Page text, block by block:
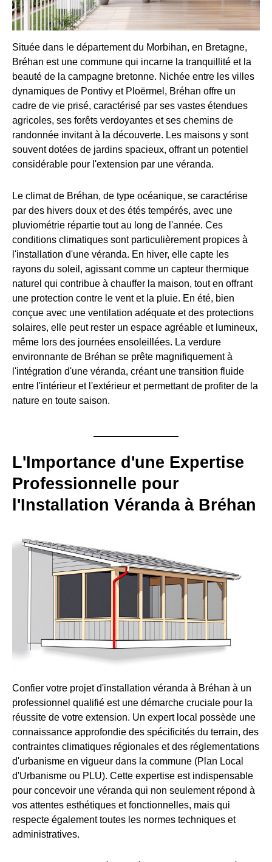
Située dans le département du Morbihan, en Bretagne,
Bréhan est une commune qui incarne la tranquillité et la
beauté de la campagne bretonne. Nichée entre les villes
dynamiques de Pontivy et Ploërmel, Bréhan offre un
cadre de vie prisé, caractérisé par ses vastes étendues
agricoles, ses forêts verdoyantes et ses chemins de
randonnée invitant à la découverte. Les maisons y sont
souvent dotées de jardins spacieux, offrant un potentiel
considérable pour l'extension par une véranda.
Le climat de Bréhan, de type océanique, se caractérise
par des hivers doux et des étés tempérés, avec une
pluviométrie répartie tout au long de l'année. Ces
conditions climatiques sont particulièrement propices à
l'installation d'une véranda. En hiver, elle capte les
rayons du soleil, agissant comme un capteur thermique
naturel qui contribue à chauffer la maison, tout en offrant
une protection contre le vent et la pluie. En été, bien
conçue avec une ventilation adéquate et des protections
solaires, elle peut rester un espace agréable et lumineux,
même lors des journées ensoleillées. La verdure
environnante de Bréhan se prête magnifiquement à
l'intégration d'une véranda, créant une transition fluide
entre l'intérieur et l'extérieur et permettant de profiter de la
nature en toute saison.
L'Importance d'une Expertise
Professionnelle pour
l'Installation Véranda à Bréhan
Confier votre projet d'installation véranda à Bréhan à un
professionnel qualifié est une démarche cruciale pour la
réussite de votre extension. Un expert local possède une
connaissance approfondie des spécificités du terrain, des
contraintes climatiques régionales et des réglementations
d'urbanisme en vigueur dans la commune (Plan Local
d'Urbanisme ou PLU). Cette expertise est indispensable
pour concevoir une véranda qui non seulement répond à
vos attentes esthétiques et fonctionnelles, mais qui
respecte également toutes les normes techniques et
administratives.